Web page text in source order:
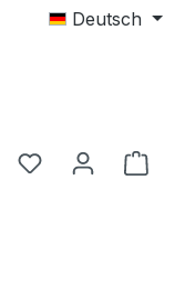
Deutsch